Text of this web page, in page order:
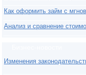
Как оформить займ с
Анализ и сравнение
Изменения